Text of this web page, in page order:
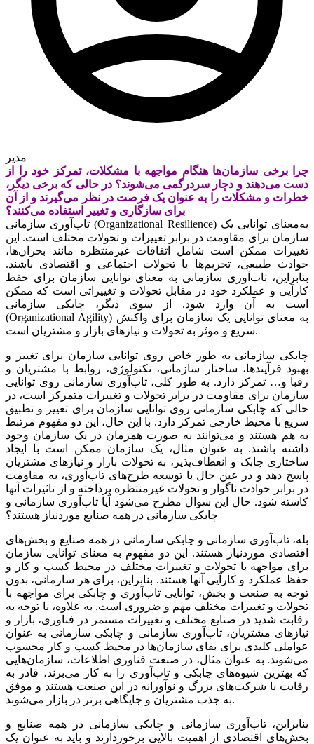
مدیر
چرا برخی سازمان‌ها هنگام مواجهه با مشکلات، تمرکز خود را از
دست می‌دهند و دچار سردرگمی می‌‌‌شوند؟ در حالی که برخی دیگر،
خطرات و مشکلات را به عنوان یک فرصت در نظر می‌‌‌گیرند و از آن
برای سازگاری و تغییر استفاده می‌کنند؟
تاب‌‌‌آوری سازمانی (Organizational Resilience) به‌معنای توانایی یک
سازمان برای مقاومت در برابر تغییرات و تحولات مختلف است. این
تغییرات ممکن است شامل اتفاقات غیرمنتظره مانند بحران‌ها،
حوادث طبیعی، تحریم‌‌‌ها یا تحولات اجتماعی و اقتصادی باشند.
بنابراین، تاب‌‌‌آوری سازمانی به معنای توانایی سازمان برای حفظ
کارآیی و عملکرد خود در مقابل تحولات و تغییراتی است که ممکن
است به آن وارد شود. از سوی دیگر، چابکی سازمانی
(Organizational Agility) به معنای توانایی یک سازمان برای واکنش
سریع و موثر به تحولات و نیازهای بازار و مشتریان است.
چابکی سازمانی به طور خاص روی توانایی سازمان برای تغییر و
بهبود فرآیندها، ساختار سازمانی، تکنولوژی، روابط با مشتریان و
رقبا و… تمرکز دارد. به طور کلی، تاب‌‌‌آوری سازمانی روی توانایی
سازمان برای مقاومت در برابر تحولات و تغییرات متمرکز است، در
حالی که چابکی سازمانی روی توانایی سازمان برای تغییر و تطبیق
سریع با محیط خارجی تمرکز دارد. با این حال، این دو مفهوم مرتبط
به هم هستند و می‌توانند به صورت همزمان در یک سازمان وجود
داشته باشند. به عنوان مثال، یک سازمان ممکن است با ایجاد
ساختاری چابک و انعطاف‌‌‌پذیر، به تحولات بازار و نیازهای مشتریان
پاسخ دهد و در عین حال با توسعه طرح‌‌‌های تاب‌‌‌آوری، به مقاومت
در برابر حوادث ناگوار و تحولات غیرمنتظره پرداخته و از تاثیرات آنها
کاسته شود. حال این سوال مطرح می‌شود آیا تاب‌‌‌آوری سازمانی و
چابکی سازمانی در همه صنایع موردنیاز هستند؟
بله، تاب‌‌‌آوری سازمانی و چابکی سازمانی در همه صنایع و بخش‌‌‌های
اقتصادی موردنیاز هستند. این دو مفهوم به معنای توانایی سازمان
برای مواجهه با تحولات و تغییرات مختلف در محیط کسب و کار و
حفظ عملکرد و کارآیی آنها هستند. بنابراین، برای هر سازمانی، بدون
توجه به صنعت و بخش، توانایی تاب‌‌‌آوری و چابکی برای مواجهه با
تحولات و تغییرات مختلف مهم و ضروری است. به علاوه، با توجه به
رقابت شدید در صنایع مختلف و تغییرات مستمر در فناوری، بازار و
نیازهای مشتریان، تاب‌‌‌آوری سازمانی و چابکی سازمانی به عنوان
عواملی کلیدی برای بقای سازمان‌ها در محیط کسب و کار محسوب
می‌‌‌شوند. به عنوان مثال، در صنعت فناوری اطلاعات، سازمان‌هایی
که بهترین شیوه‌‌‌های چابکی و تاب‌‌‌آوری را به کار می‌‌‌برند، قادر به
رقابت با شرکت‌های بزرگ و نوآورانه در این صنعت هستند و موفق
به جذب مشتریان و جایگاهی برتر در بازار می‌‌‌شوند.
بنابراین، تاب‌‌‌آوری سازمانی و چابکی سازمانی در همه صنایع و
بخش‌‌‌های اقتصادی از اهمیت بالایی برخوردارند و باید به عنوان یک